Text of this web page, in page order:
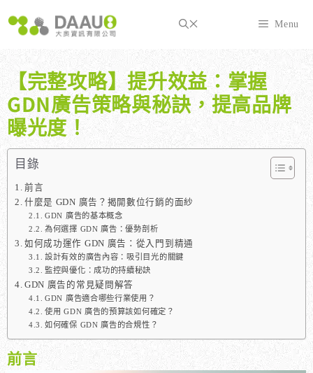
至
內
Menu
【完整攻略】提升效益：掌握
GDN廣告策略與秘訣，提高品牌
曝光度！
目錄
前言
什麼是 GDN 廣告？揭開數位行銷的面紗
GDN 廣告的基本概念
為何選擇 GDN 廣告：優勢剖析
如何成功運作 GDN 廣告：從入門到精通
設計有效的廣告內容：吸引目光的關鍵
監控與優化：成功的持續秘訣
GDN 廣告的常見疑問解答
GDN 廣告適合哪些行業使用？
使用 GDN 廣告的預算該如何確定？
如何確保 GDN 廣告的合規性？
前言